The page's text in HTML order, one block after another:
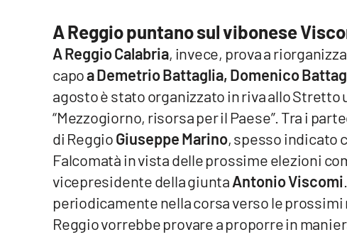
Vai
A Reggio puntano sul vibonese
A Reggio Calabria, invece, prova a
capoa Demetrio Battaglia, Domenico
agosto è stato organizzato in riva allo Stretto
“Mezzogiorno, risorsa per il Paese”. Tra i
di ReggioGiuseppe Marino, spesso indicato
Falcomatà in vista delle prossime elezioni
vicepresidente della giuntaAntonio Viscomi
periodicamente nella corsa verso le
Reggio vorrebbe provare a proporre in